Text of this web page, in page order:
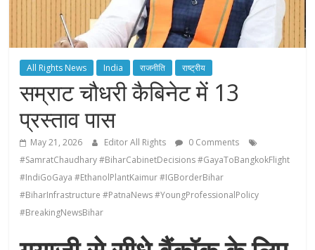
All Rights News India राजनीति राष्ट्रीय
सम्राट चौधरी कैबिनेट में 13
प्रस्ताव पास
May 21, 2026 Editor All Rights
0 Comments
#SamratChaudhary #BiharCabinetDecisions #GayaToBangkokFlight
#IndiGoGaya #EthanolPlantKaimur #IGBorderBihar
#BiharInfrastructure #PatnaNews #YoungProfessionalPolicy
#BreakingNewsBihar